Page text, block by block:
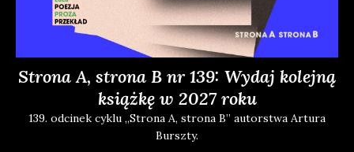
Strona A, strona B nr 139: Wydaj kolejną
książkę w 2027 roku
139. odci­nek cyklu „Stro­na A, stro­na B” autor­stwa Artu­ra
Bursz­ty.